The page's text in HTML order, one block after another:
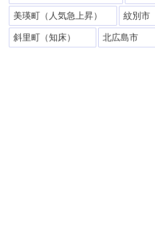
美瑛町（人気急上昇） 紋別市
斜里町（知床） 北広島市